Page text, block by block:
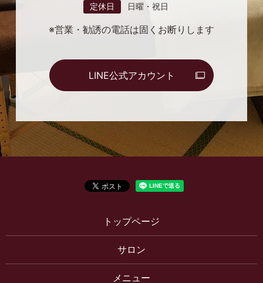
定休日 日曜・祝日
※営業・勧誘の電話は固くお断りします
LINE公式アカウント
トップページ
サロン
メニュー